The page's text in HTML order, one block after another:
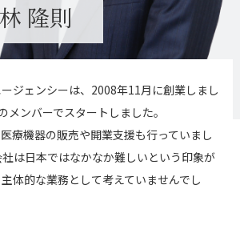
隆則
ジェンシーは、2008年11月に創業しまし
メンバーでスタートしました。
療機器の販売や開業支援も行っていまし
は日本ではなかなか難しいという印象が
体的な業務として考えていませんでし